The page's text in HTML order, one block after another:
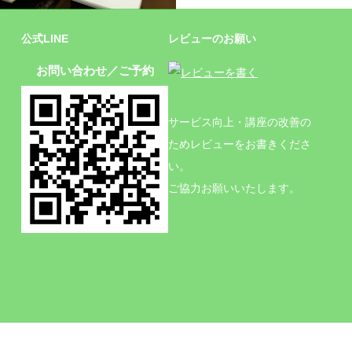
施設
公式LINE
お問い合わせ／ご予約
レビューのお願い
サービス向上・講座の改善の
ためレビューをお書きくださ
い。
ご協力お願いいたします。